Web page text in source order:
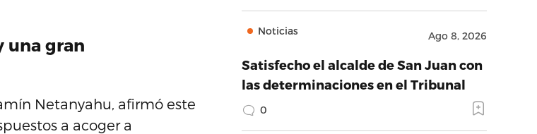
una gran
Netanyahu, afirmó este
a acoger a
Noticias Ago 8, 2026
Satisfecho el alcalde de San Juan con
las determinaciones en el Tribunal
0